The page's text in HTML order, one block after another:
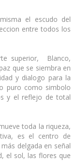
el escudo del
entre todos los
superior, Blanco,
que se siembra en
y dialogo para la
puro como simbolo
y el reflejo de total
toda la riqueza,
es el centro de
delgada en señal
el sol, las flores que